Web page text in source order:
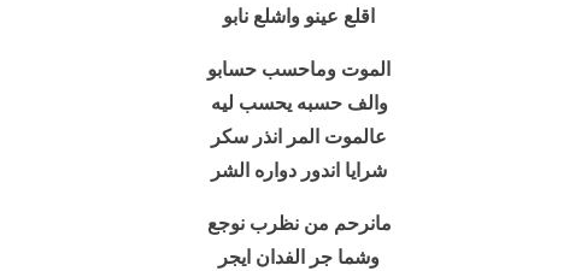
اقلع عينو واشلع نابو
الموت وماحسب حسابو
والف حسبه يحسب ليه
عالموت المر انذر سكر
شرايا اندور دواره الشر
مانرحم من نظرب نوجع
وشما جر الفدان ايجر